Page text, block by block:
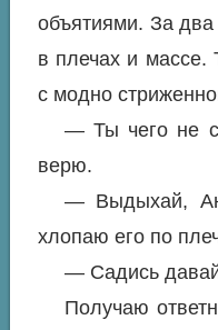
объятиями. За
в плечах и массе.
с модно
— Ты чего не
верю.
— Выдыхай,
хлопаю его по
— Садись
Получаю